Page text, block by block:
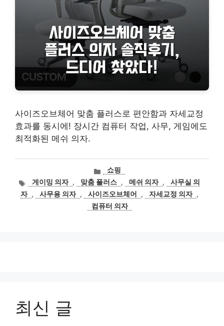
사이즈오브체어 맞춤 플러스로 편안함과 자세교정
효과를 동시에! 장시간 컴퓨터 작업, 사무, 게임에도
최적화된 메쉬 의자.
카
테
고
리
쇼핑
태게이밍 의자 , 맞춤 플러스 , 메쉬 의자 ,
사무실 의
자 , 사무용 의자 , 사이즈오브체어 , 자세교정 의자 ,
컴퓨터 의자
최신 글